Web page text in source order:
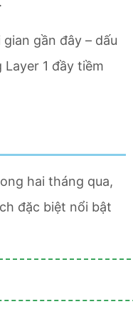
gần đây – dấu
1 đầy tiềm
hai tháng qua,
đặc biệt nổi bật